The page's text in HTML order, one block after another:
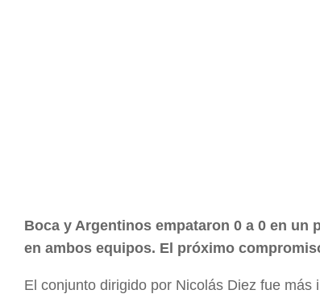
Boca y Argentinos empataron 0 a 0 en
en ambos equipos. El próximo
El conjunto dirigido por Nicolás Diez fue